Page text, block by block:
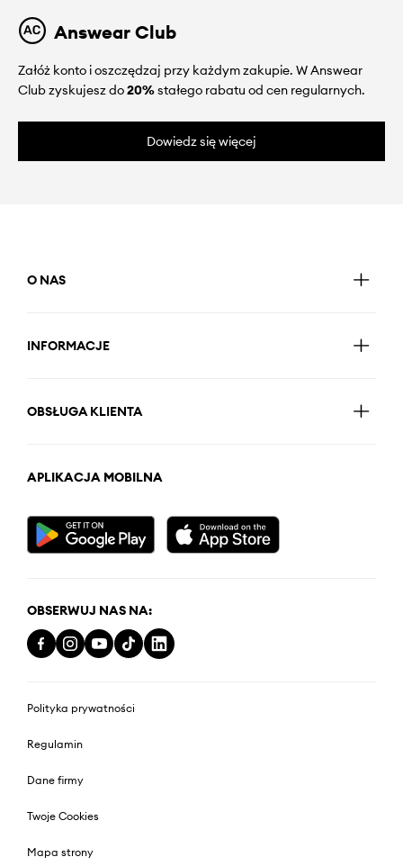
Answear Club
Załóż konto i oszczędzaj przy każdym zakupie. W Answear
Club zyskujesz do20%stałego rabatu od cen regularnych.
Dowiedz się więcej
O NAS
INFORMACJE
OBSŁUGA KLIENTA
APLIKACJA MOBILNA
OBSERWUJ NAS NA:
Polityka prywatności
Regulamin
Dane firmy
Twoje Cookies
Mapa strony